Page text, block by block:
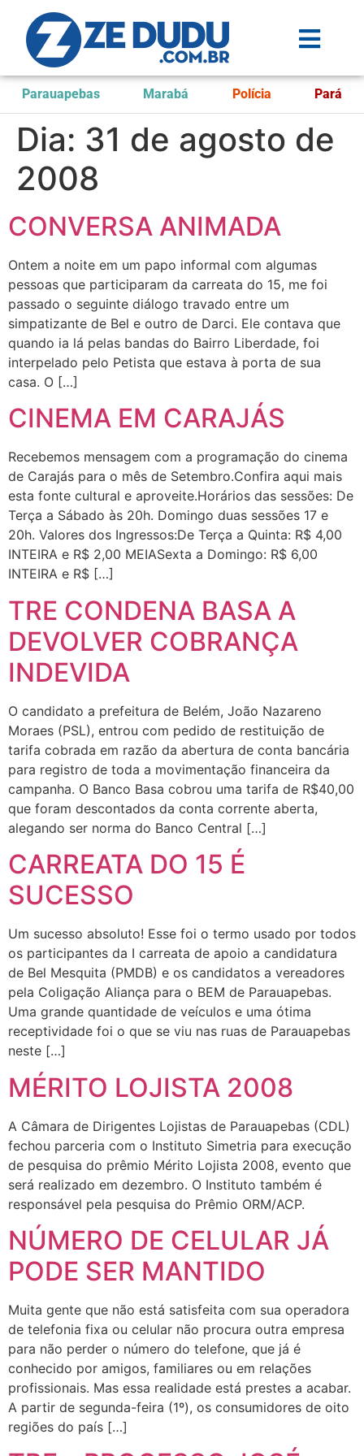
Parauapebas Marabá Polícia Pará
Dia: 31 de agosto de
2008
CONVERSA ANIMADA
Ontem a noite em um papo informal com algumas
pessoas que participaram da carreata do 15, me foi
passado o seguinte diálogo travado entre um
simpatizante de Bel e outro de Darci. Ele contava que
quando ia lá pelas bandas do Bairro Liberdade, foi
interpelado pelo Petista que estava à porta de sua
casa. O […]
CINEMA EM CARAJÁS
Recebemos mensagem com a programação do cinema
de Carajás para o mês de Setembro.Confira aqui mais
esta fonte cultural e aproveite.Horários das sessões: De
Terça a Sábado às 20h. Domingo duas sessões 17 e
20h. Valores dos Ingressos:De Terça a Quinta: R$ 4,00
INTEIRA e R$ 2,00 MEIASexta a Domingo: R$ 6,00
INTEIRA e R$ […]
TRE CONDENA BASA A
DEVOLVER COBRANÇA
INDEVIDA
O candidato a prefeitura de Belém, João Nazareno
Moraes (PSL), entrou com pedido de restituição de
tarifa cobrada em razão da abertura de conta bancária
para registro de toda a movimentação financeira da
campanha. O Banco Basa cobrou uma tarifa de R$40,00
que foram descontados da conta corrente aberta,
alegando ser norma do Banco Central […]
CARREATA DO 15 É
SUCESSO
Um sucesso absoluto! Esse foi o termo usado por todos
os participantes da I carreata de apoio a candidatura
de Bel Mesquita (PMDB) e os candidatos a vereadores
pela Coligação Aliança para o BEM de Parauapebas.
Uma grande quantidade de veículos e uma ótima
receptividade foi o que se viu nas ruas de Parauapebas
neste […]
MÉRITO LOJISTA 2008
A Câmara de Dirigentes Lojistas de Parauapebas (CDL)
fechou parceria com o Instituto Simetria para execução
de pesquisa do prêmio Mérito Lojista 2008, evento que
será realizado em dezembro. O Instituto também é
responsável pela pesquisa do Prêmio ORM/ACP.
NÚMERO DE CELULAR JÁ
PODE SER MANTIDO
Muita gente que não está satisfeita com sua operadora
de telefonia fixa ou celular não procura outra empresa
para não perder o número do telefone, que já é
conhecido por amigos, familiares ou em relações
profissionais. Mas essa realidade está prestes a acabar.
A partir de segunda-feira (1º), os consumidores de oito
regiões do país […]